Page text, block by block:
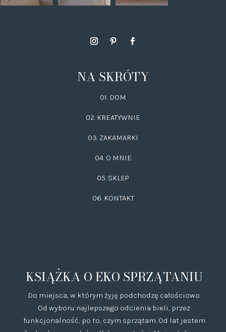
NA SKRÓTY
01. DOM
02. KREATYWNIE
03. ZAKAMARKI
04. O MNIE
05. SKLEP
06. KONTAKT
KSIĄŻKA O EKO SPRZĄTANIU
Do miejsca, w którym żyję podchodzę całościowo.
Od wyboru najlepszego odcienia bieli, przez
funkcjonalność, po to, czym sprzątam. Od lat jestem